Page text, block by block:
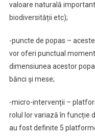
valoare naturală
biodiversității etc);
-puncte de popas –
vor oferi punctual
dimensiunea acestor
bănci și mese;
-micro-intervenții –
rolul lor variază în funcție
au fost definite 5